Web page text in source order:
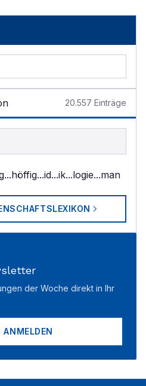
20.557 Einträge
...höffig...id...ik...logie...man
der Woche direkt in Ihr